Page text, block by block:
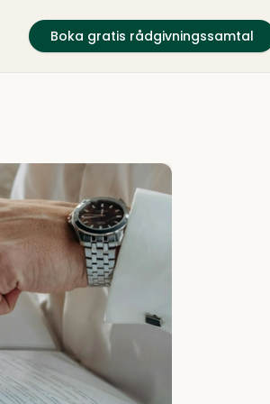
Boka gratis rådgivningssamtal